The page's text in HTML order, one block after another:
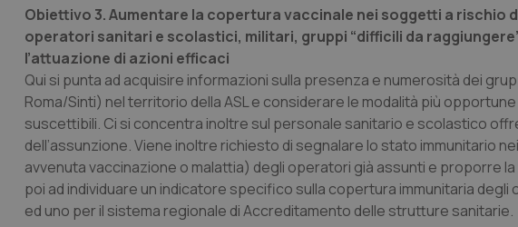
Obiettivo 3. Aumentare la copertura vaccinale nei soggetti a
operatori sanitari e scolastici, militari, gruppi “difficili da
l’attuazione di azioni efficaci
Qui si punta ad acquisire informazioni sulla presenza e numerosità dei
Roma/Sinti) nel territorio della ASL e considerare le modalità più
suscettibili. Ci si concentra inoltre sul personale sanitario e scolastico
dell’assunzione. Viene inoltre richiesto di segnalare lo stato immunitario
avvenuta vaccinazione o malattia) degli operatori già assunti e proporre
poi ad individuare un indicatore specifico sulla copertura immunitaria
ed uno per il sistema regionale di Accreditamento delle strutture sanitarie.
I cookie necessari contribuiscono a
e l'accesso alle aree protette del sito. Il sito
VISITOR_PRIVACY_METADATA
YouTube